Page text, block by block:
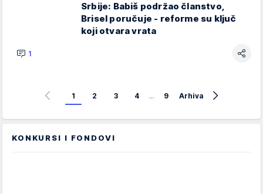
Srbije: Babiš podržao članstvo,
Brisel poručuje - reforme su ključ
koji otvara vrata
1
1 2 3 4 … 9 Arhiva
KONKURSI I FONDOVI